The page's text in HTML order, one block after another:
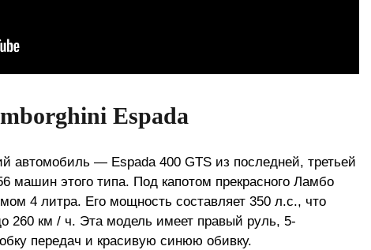
Espada
автомобиль — Espada 400 GTS из последней, третьей
машин этого типа. Под капотом прекрасного Ламбо
4 литра. Его мощность составляет 350 л.с., что
260 км / ч. Эта модель имеет правый руль, 5-
передач и красивую синюю обивку.